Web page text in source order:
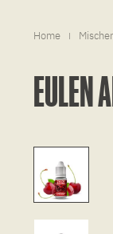
Home |